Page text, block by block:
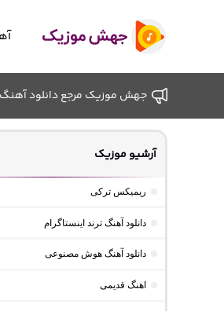
جهش موزیک مرجع دانلود آهنگ
آرشیو موزیک
ریمیکس ترکی
دانلود آهنگ ترند اینستاگرام
دانلود آهنگ هوش مصنوعی
اهنگ قدیمی